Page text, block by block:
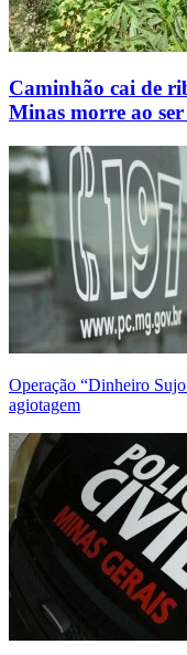
Caminhão cai de
Minas morre ao
Operação “Dinheiro
agiotagem